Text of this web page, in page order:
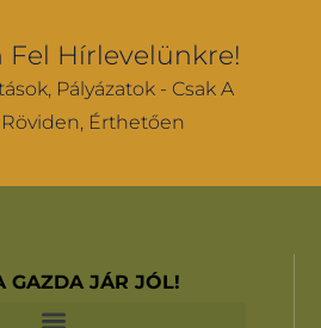
Fel Hírlevelünkre!
Pályázatok - Csak A
Érthetően
GAZDA JÁR JÓL!